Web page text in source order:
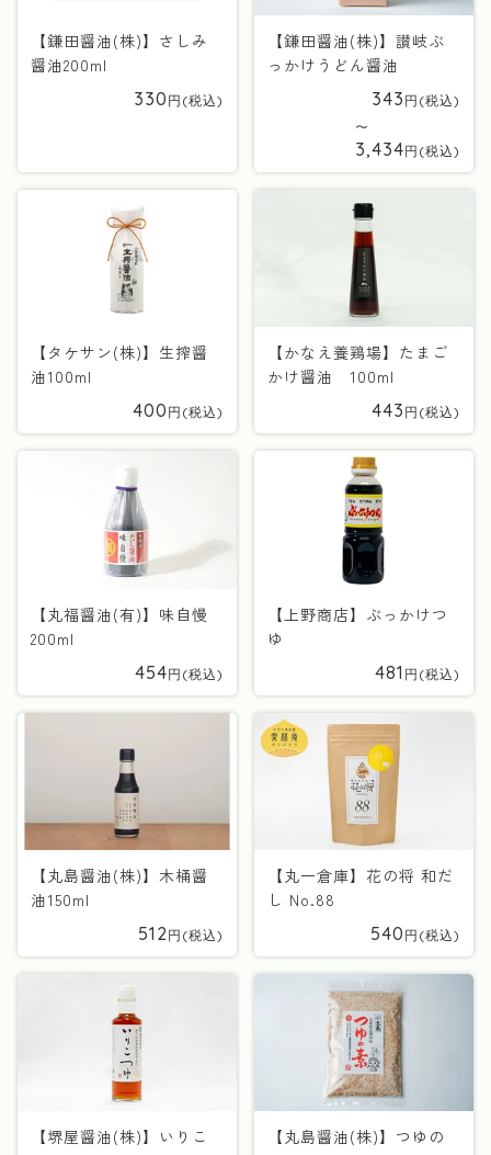
【鎌田醤油(株)】さしみ
醤油200ml
330
【鎌田醤油(株)】讃岐ぶ
っかけうどん醤油
343
〜
3,434
【タケサン(株)】生搾醤
油100ml
400
【かなえ養鶏場】たまご
かけ醤油 100ml
443
【丸福醤油(有)】味自慢
200ml
454
【上野商店】ぶっかけつ
ゆ
481
【丸島醤油(株)】木桶醤
油150ml
512
【丸一倉庫】花の将 和だ
し No.88
540
【堺屋醤油(株)】いりこ
【丸島醤油(株)】つゆの